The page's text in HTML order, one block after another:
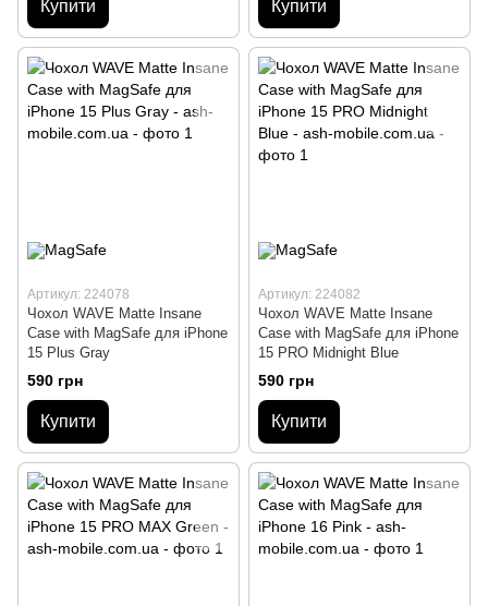
Купити Купити
Артикул: 224078
Чохол WAVE Matte Insane
Case with MagSafe для iPhone
15 Plus Gray
590 грн
Купити
Артикул: 224082
Чохол WAVE Matte Insane
Case with MagSafe для iPhone
15 PRO Midnight Blue
590 грн
Купити